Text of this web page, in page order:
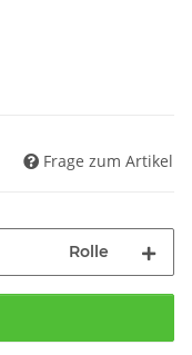
Frage zum Artikel
Rolle